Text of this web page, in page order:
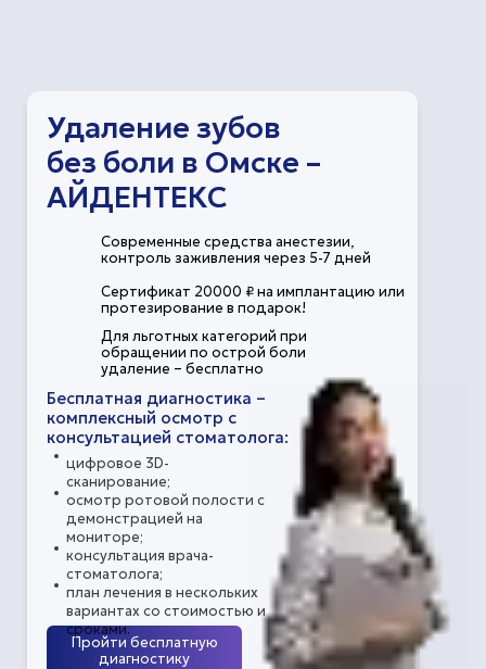
Современные средства анестезии,
контроль заживления через 5-7 дней
Сертификат 20000 ₽ на имплантацию или
протезирование в подарок!
Для льготных категорий при
обращении по острой боли
удаление – бесплатно
цифровое 3D-
сканирование;
осмотр ротовой полости с
демонстрацией на
мониторе;
консультация врача-
стоматолога;
план лечения в нескольких
вариантах со стоимостью и
сроками.
Бесплатная диагностика –
комплексный осмотр с
консультацией стоматолога:
Пройти бесплатную
диагностику
Удаление зубов
без боли в Омске –
АЙДЕНТЕКС